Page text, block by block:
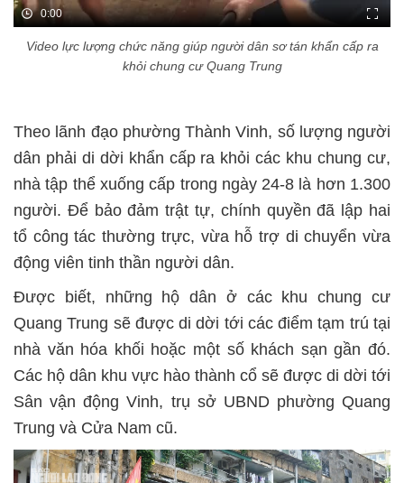
0:00
Video lực lượng chức năng giúp người dân sơ tán khẩn cấp ra
khỏi chung cư Quang Trung
Theo lãnh đạo phường Thành Vinh, số lượng người
dân phải di dời khẩn cấp ra khỏi các khu chung cư,
nhà tập thể xuống cấp trong ngày 24-8 là hơn 1.300
người. Để bảo đảm trật tự, chính quyền đã lập hai
tổ công tác thường trực, vừa hỗ trợ di chuyển vừa
động viên tinh thần người dân.
Được biết, những hộ dân ở các khu chung cư
Quang Trung sẽ được di dời tới các điểm tạm trú tại
nhà văn hóa khối hoặc một số khách sạn gần đó.
Các hộ dân khu vực hào thành cổ sẽ được di dời tới
Sân vận động Vinh, trụ sở UBND phường Quang
Trung và Cửa Nam cũ.